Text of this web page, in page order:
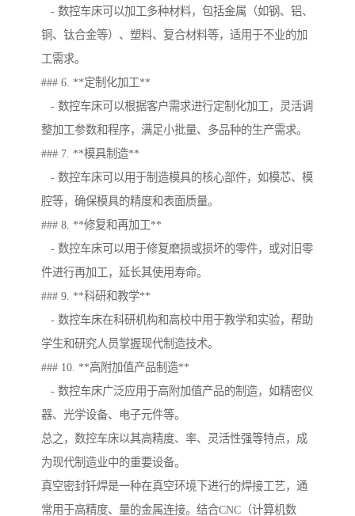
- 数控车床可以加工多种材料，包括金属（如钢、铝、
铜、钛合金等）、塑料、复合材料等，适用于不业的加
工需求。
### 6. **定制化加工**
- 数控车床可以根据客户需求进行定制化加工，灵活调
整加工参数和程序，满足小批量、多品种的生产需求。
### 7. **模具制造**
- 数控车床可以用于制造模具的核心部件，如模芯、模
腔等，确保模具的精度和表面质量。
### 8. **修复和再加工**
- 数控车床可以用于修复磨损或损坏的零件，或对旧零
件进行再加工，延长其使用寿命。
### 9. **科研和教学**
- 数控车床在科研机构和高校中用于教学和实验，帮助
学生和研究人员掌握现代制造技术。
### 10. **高附加值产品制造**
- 数控车床广泛应用于高附加值产品的制造，如精密仪
器、光学设备、电子元件等。
总之，数控车床以其高精度、率、灵活性强等特点，成
为现代制造业中的重要设备。
真空密封钎焊是一种在真空环境下进行的焊接工艺，通
常用于高精度、量的金属连接。结合CNC（计算机数